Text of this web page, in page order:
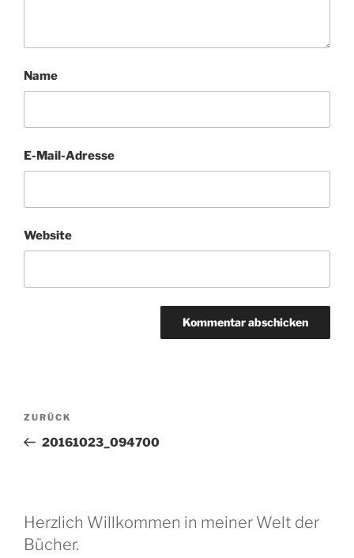
Name
E-Mail-Adresse
Website
Beitragsnavigation
Vorheriger
Beitrag
ZURÜCK
20161023_094700
Herzlich Willkommen in meiner Welt der
Bücher.